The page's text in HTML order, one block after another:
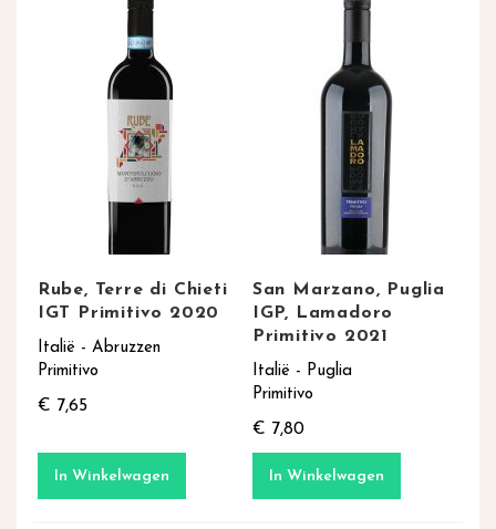
Rube, Terre di Chieti
IGT Primitivo 2020
Italië - Abruzzen
Primitivo
€ 7,65
In Winkelwagen
San Marzano, Puglia
IGP, Lamadoro
Primitivo 2021
Italië - Puglia
Primitivo
€ 7,80
In Winkelwagen